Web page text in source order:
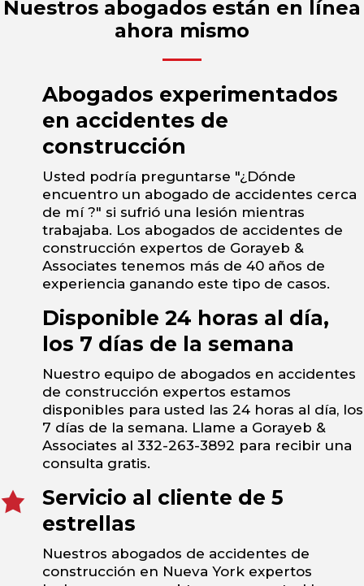
Nuestros abogados están en línea
ahora mismo
Abogados experimentados
en accidentes de
construcción
Usted podría preguntarse "¿Dónde
encuentro un abogado de accidentes cerca
de mí ?" si sufrió una lesión mientras
trabajaba. Los abogados de accidentes de
construcción expertos de Gorayeb &
Associates tenemos más de 40 años de
experiencia ganando este tipo de casos.
Disponible 24 horas al día,
los 7 días de la semana
Nuestro equipo de abogados en accidentes
de construcción expertos estamos
disponibles para usted las 24 horas al día, los
7 días de la semana. Llame a Gorayeb &
Associates al 332-263-3892 para recibir una
consulta gratis.
Servicio al cliente de 5
estrellas
Nuestros abogados de accidentes de
construcción en Nueva York expertos